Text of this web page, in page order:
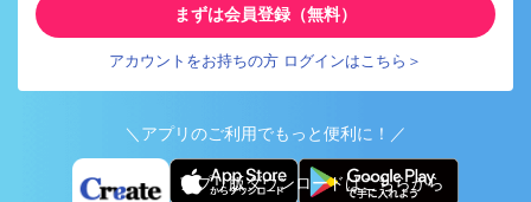
まずは会員登録（無料）
アカウントをお持ちの方 ログインはこちら＞
＼アプリのご利用でもっと便利に！／
アプリ版ダウンロードはこちらから